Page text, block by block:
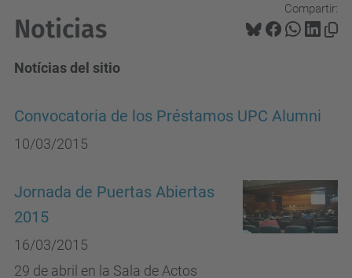
Compartir:
Noticias
Notícias del sitio
Convocatoria de los Préstamos UPC Alumni
10/03/2015
Jornada de Puertas Abiertas
2015
16/03/2015
29 de abril en la Sala de Actos